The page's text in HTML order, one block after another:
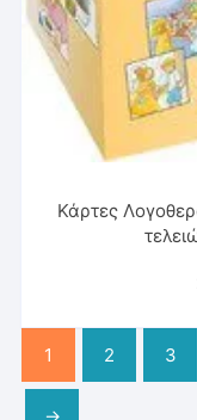
Κάρτες
1 2 3